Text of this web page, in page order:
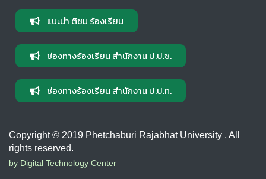
แนะนำ ติชม ร้องเรียน
ช่องทางร้องเรียน สำนักงาน ป.ป.ช.
ช่องทางร้องเรียน สำนักงาน ป.ป.ท.
Copyright © 2019 Phetchaburi Rajabhat University , All
rights reserved.
by Digital Technology Center